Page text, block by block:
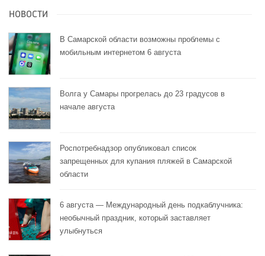
НОВОСТИ
В Самарской области возможны проблемы с
мобильным интернетом 6 августа
Волга у Самары прогрелась до 23 градусов в
начале августа
Роспотребнадзор опубликовал список
запрещенных для купания пляжей в Самарской
области
6 августа — Международный день подкаблучника:
необычный праздник, который заставляет
улыбнуться